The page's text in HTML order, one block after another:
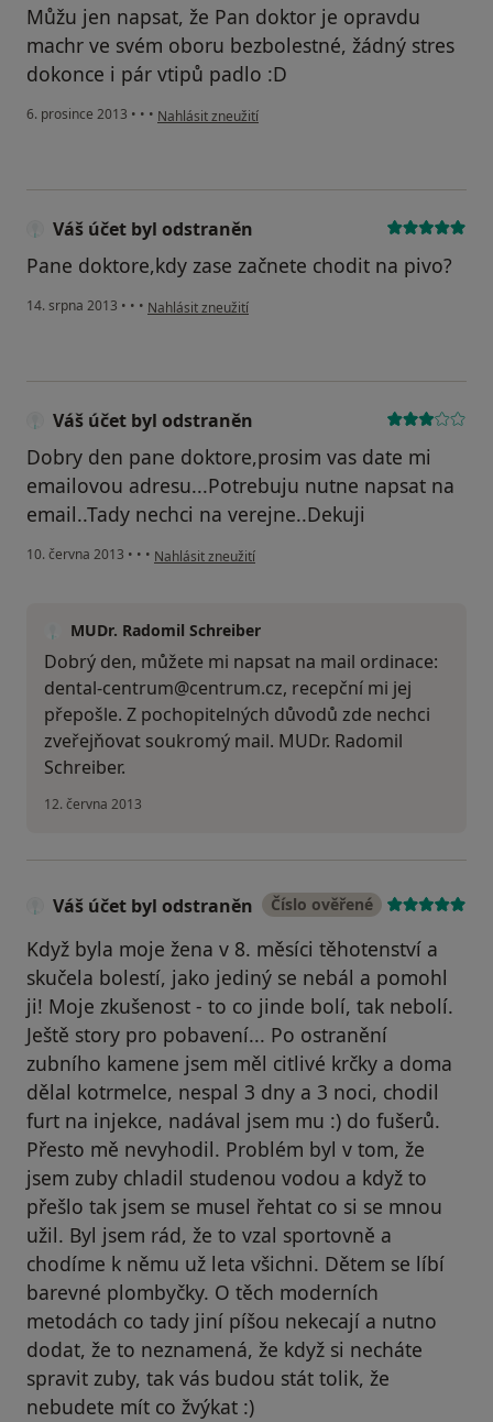
Můžu jen napsat, že Pan doktor je opravdu
machr ve svém oboru bezbolestné, žádný stres
dokonce i pár vtipů padlo :D
6. prosince 2013 • • • podle názoru uživatele Váš účet byl odstraněn
Nahlásit zneužití
Váš účet byl odstraněn
Pane doktore,kdy zase začnete chodit na pivo?
14. srpna 2013 • • • podle názoru uživatele Váš účet byl odstraněn
Nahlásit zneužití
Váš účet byl odstraněn
Dobry den pane doktore,prosim vas date mi
emailovou adresu...Potrebuju nutne napsat na
email..Tady nechci na verejne..Dekuji
10. června 2013 • • • podle názoru uživatele Váš účet byl odstraněn
Nahlásit zneužití
MUDr. Radomil Schreiber
Dobrý den, můžete mi napsat na mail ordinace:
dental-centrum@centrum.cz, recepční mi jej
přepošle. Z pochopitelných důvodů zde nechci
zveřejňovat soukromý mail. MUDr. Radomil
Schreiber.
12. června 2013
Váš účet byl odstraněn Číslo ověřené
Když byla moje žena v 8. měsíci těhotenství a
skučela bolestí, jako jediný se nebál a pomohl
ji! Moje zkušenost - to co jinde bolí, tak nebolí.
Ještě story pro pobavení... Po ostranění
zubního kamene jsem měl citlivé krčky a doma
dělal kotrmelce, nespal 3 dny a 3 noci, chodil
furt na injekce, nadával jsem mu :) do fušerů.
Přesto mě nevyhodil. Problém byl v tom, že
jsem zuby chladil studenou vodou a když to
přešlo tak jsem se musel řehtat co si se mnou
užil. Byl jsem rád, že to vzal sportovně a
chodíme k němu už leta všichni. Dětem se líbí
barevné plombyčky. O těch moderních
metodách co tady jiní píšou nekecají a nutno
dodat, že to neznamená, že když si necháte
spravit zuby, tak vás budou stát tolik, že
nebudete mít co žvýkat :)